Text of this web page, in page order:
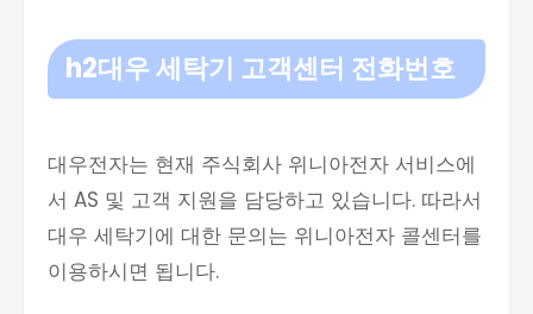
h2대우 세탁기 고객센터 전화번호
대우전자는 현재 주식회사 위니아전자 서비스에
서 AS 및 고객 지원을 담당하고 있습니다. 따라서
대우 세탁기에 대한 문의는 위니아전자 콜센터를
이용하시면 됩니다.